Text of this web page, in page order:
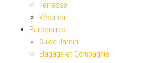
Terrasse
Véranda
Partenaires
Guide Jardin
Elagage et Compagnie